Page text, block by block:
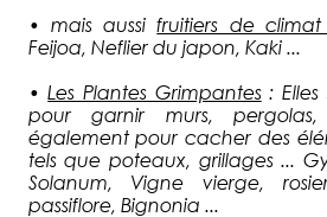
• mais aussifruitiers de
Feijoa, Neflier du japon, Kaki ...
•Les Plantes Grimpantes: Elles
pour garnir murs,
également pour cacher des
tels que poteaux, grillages ...
Solanum, Vigne vierge,
passiflore, Bignonia ...